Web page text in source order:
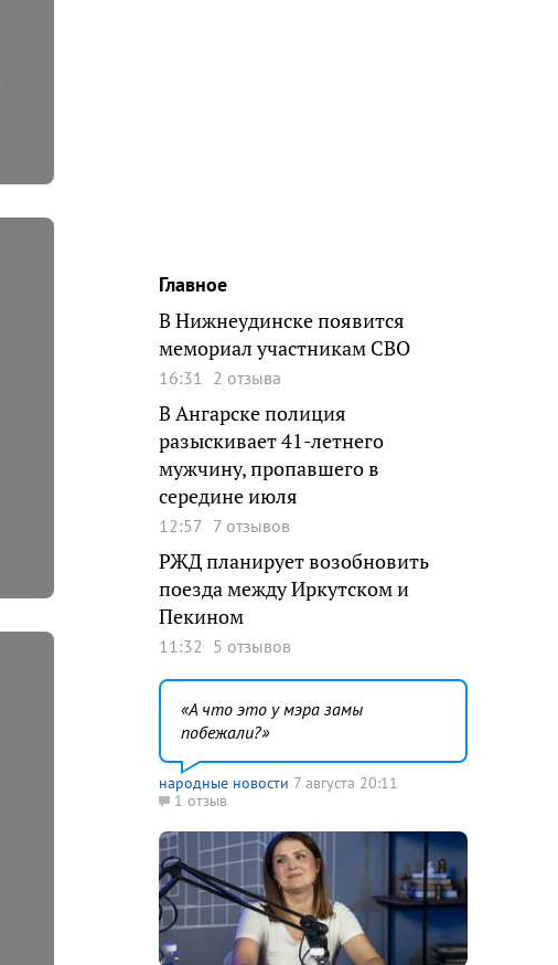
Главное
В Нижнеудинске появится
мемориал участникам СВО
16:31 2 отзыва
В Ангарске полиция
разыскивает 41-летнего
мужчину, пропавшего в
середине июля
12:57 7 отзывов
РЖД планирует возобновить
поезда между Иркутском и
Пекином
11:32 5 отзывов
А что это у мэра замы
побежали?
народные новости 7 августа 20:11
1 отзыв